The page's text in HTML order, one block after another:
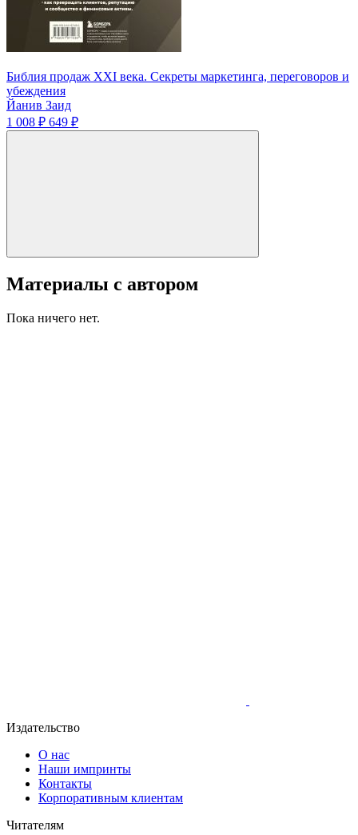
Библия продаж XXI века. Секреты маркетинга, переговоров и
убеждения
Йанив Заид
1 008 ₽ 649 ₽
Материалы с автором
Пока ничего нет.
Издательство
О нас
Наши импринты
Контакты
Корпоративным клиентам
Читателям